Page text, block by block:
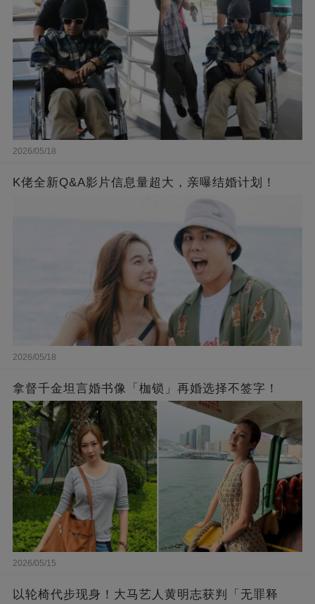
2026/05/18
K佬全新Q&A影片信息量超大，亲曝结婚计划！
2026/05/18
拿督千金坦言婚书像「枷锁」再婚选择不签字！
2026/05/15
以轮椅代步现身！大马艺人黄明志获判「无罪释